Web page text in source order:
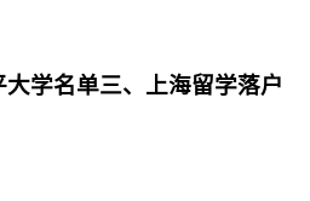
学名单三、上海留学落户